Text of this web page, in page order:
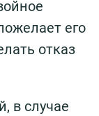
его
отказ
в случае